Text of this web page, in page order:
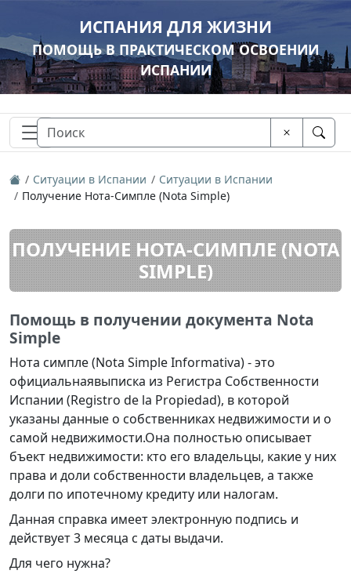
ИСПАНИЯ ДЛЯ ЖИЗНИ
ПОМОЩЬ В ПРАКТИЧЕСКОМ ОСВОЕНИИ
ИСПАНИИ
Ситуации в Испании
Ситуации в Испании
Получение Нота-Симпле (Nota Simple)
ПОЛУЧЕНИЕ НОТА-СИМПЛЕ (NOTA
SIMPLE)
Помощь в получении документа Nota
Simple
Нота симпле (Nota Simple Informativa) - это
официальнаявыписка из Регистра Собственности
Испании (Registro de la Propiedad), в которой
указаны данные о собственниках недвижимости и о
самой недвижимости.Она полностью описывает
бъект недвижимости: кто его владельцы, какие у них
права и доли собственности владельцев, а также
долги по ипотечному кредиту или налогам.
Данная справка имеет электронную подпись и
действует 3 месяца с даты выдачи.
Для чего нужна?